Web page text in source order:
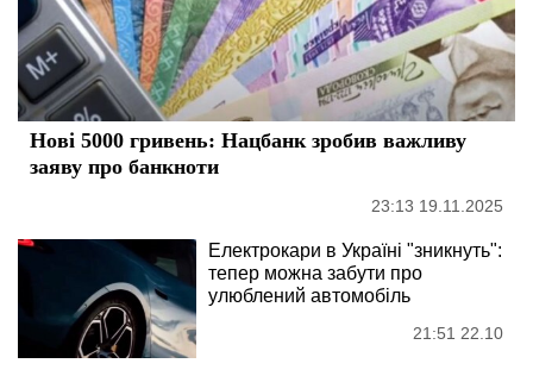
Нові 5000 гривень: Нацбанк зробив важливу
заяву про банкноти
23:13 19.11.2025
Електрокари в Україні "зникнуть":
тепер можна забути про
улюблений автомобіль
21:51 22.10